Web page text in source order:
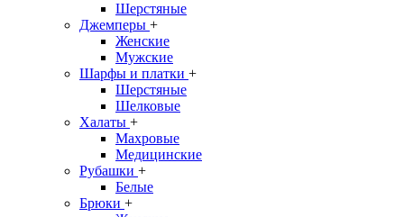
Шерстяные
Джемперы +
Женские
Мужские
Шарфы и платки +
Шерстяные
Шелковые
Халаты +
Махровые
Медицинские
Рубашки +
Белые
Брюки +